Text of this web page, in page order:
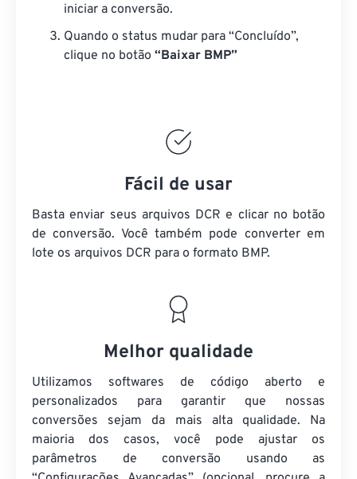
iniciar a conversão.
Quando o status mudar para “Concluído”,
clique no botão “Baixar BMP”
Fácil de usar
Basta enviar seus arquivos DCR e clicar no botão
de conversão. Você também pode converter em
lote os arquivos DCR para o formato BMP.
Melhor qualidade
Utilizamos softwares de código aberto e
personalizados para garantir que nossas
conversões sejam da mais alta qualidade. Na
maioria dos casos, você pode ajustar os
parâmetros de conversão usando as